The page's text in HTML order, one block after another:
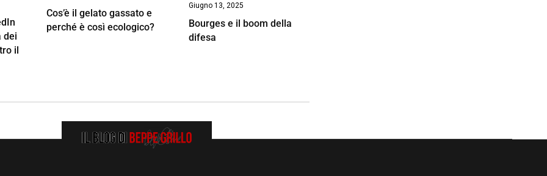
dei
il
Cos’è il gelato gassato e
perché è così ecologico?
Giugno 13, 2025
Bourges e il boom della
difesa